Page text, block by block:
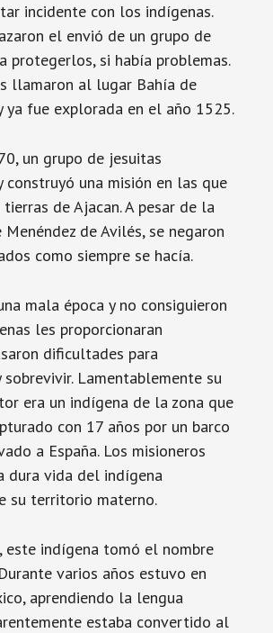
incidente con los indígenas.
el envió de un grupo de
protegerlos, si había problemas.
llamaron al lugar Bahía de
ya fue explorada en el año 1525.
un grupo de jesuitas
construyó una misión en las que
de Ajacan. A pesar de la
de Avilés, se negaron
como siempre se hacía.
mala época y no consiguieron
les proporcionaran
dificultades para
Lamentablemente su
era un indígena de la zona que
con 17 años por un barco
a España. Los misioneros
dura vida del indígena
su territorio materno.
este indígena tomó el nombre
varios años estuvo en
aprendiendo la lengua
estaba convertido al